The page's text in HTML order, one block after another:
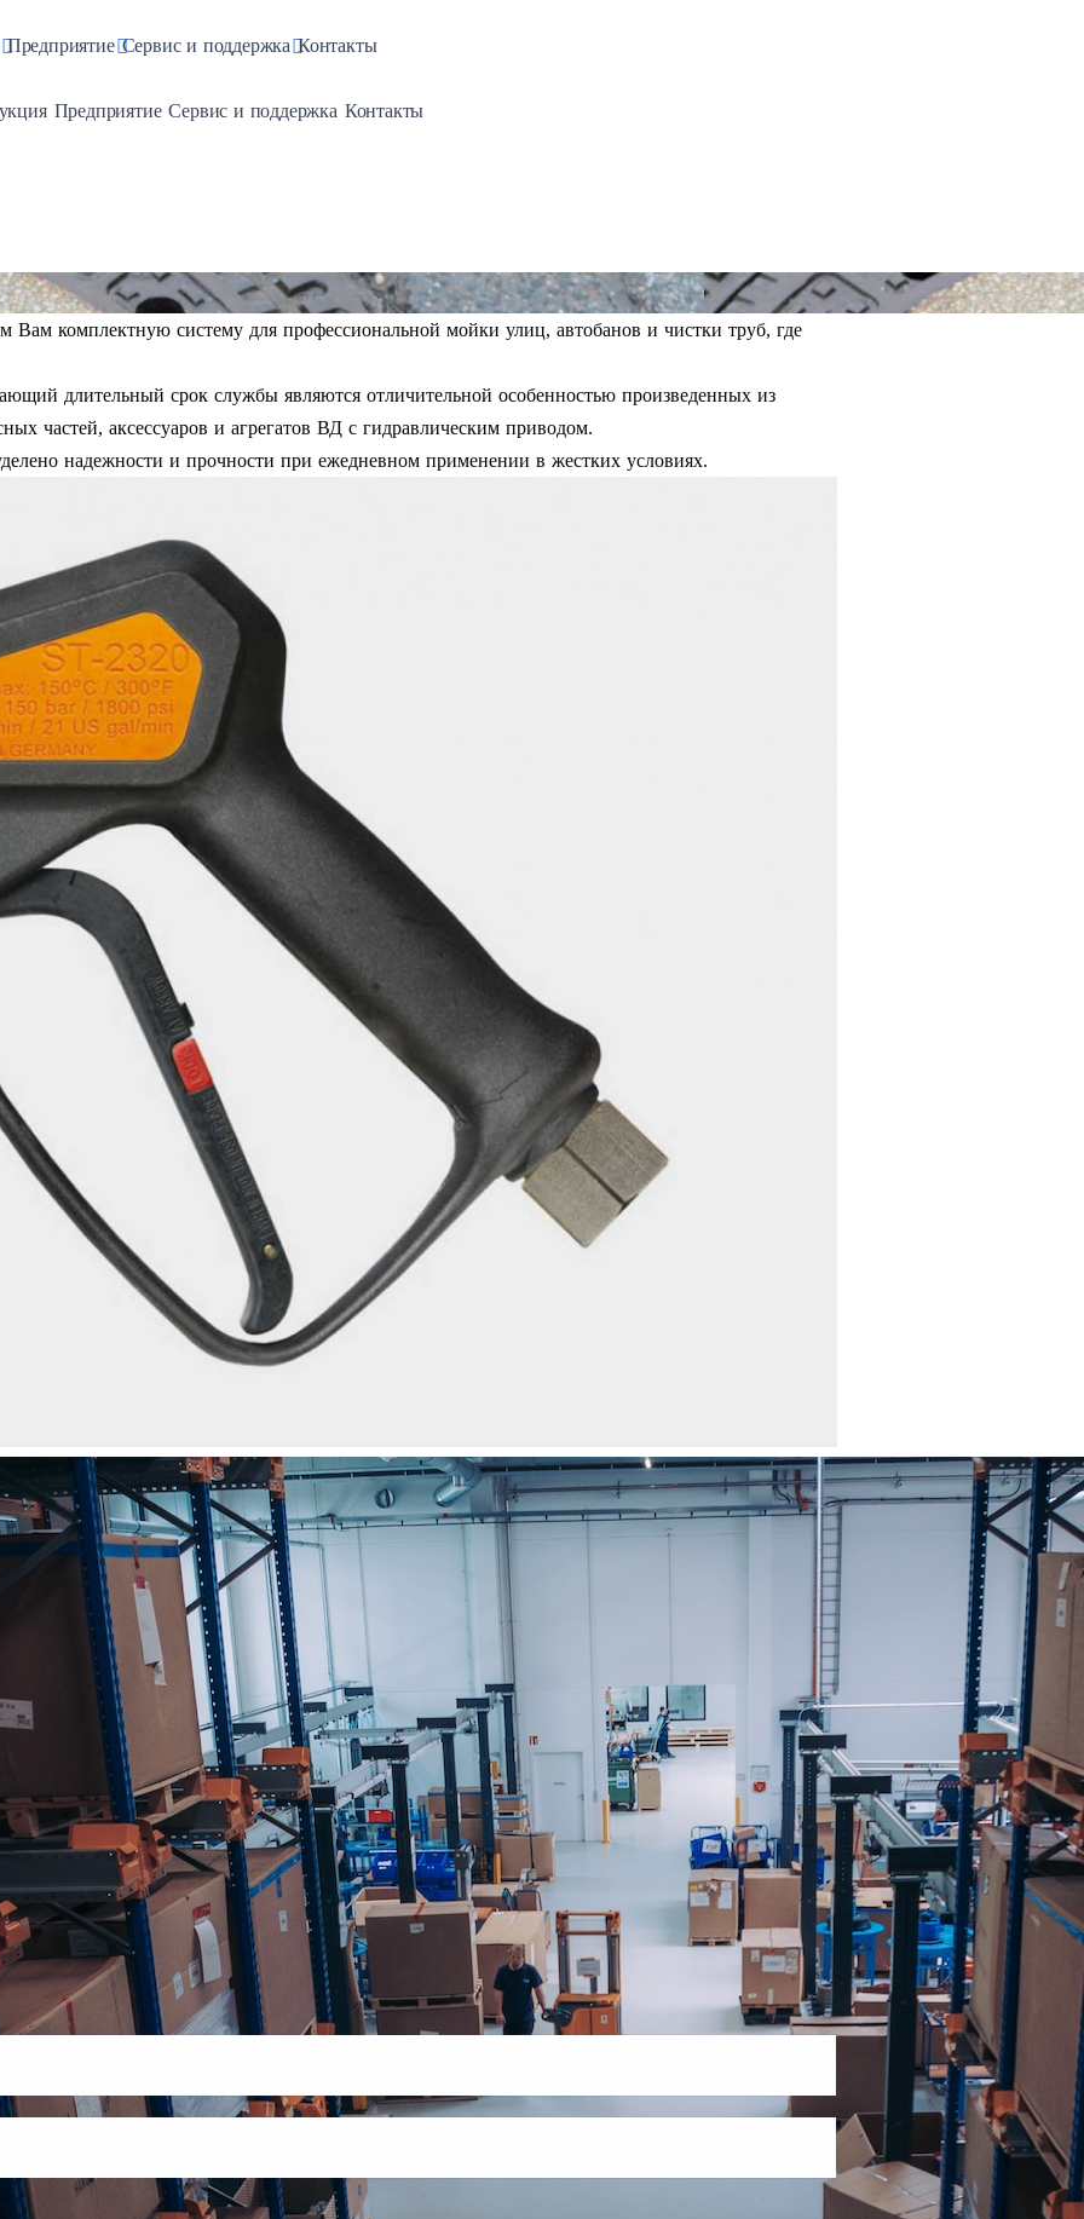
Dropdown
ПредприятиеToggle Dropdown
Сервис и поддержкаToggle Dropdown
Контакты
Dropdown
Toggle Dropdown
ПредприятиеToggle Dropdown
Сервис и поддержкаToggle Dropdown
Контакты
комплектную систему для профессиональной мойки улиц, автобанов и чистки труб, где
длительный срок службы являются отличительной особенностью произведенных из
частей, аксессуаров и агрегатов ВД с гидравлическим приводом.
надежности и прочности при ежедневном применении в жестких условиях.